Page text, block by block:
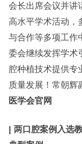
会长出席会议并讲
高水平学术活动，
与合作等多项工作
委会继续发挥学术
腔种植技术提供专
质量发展！常朝辉
医学会官网
| 两口腔案例入选